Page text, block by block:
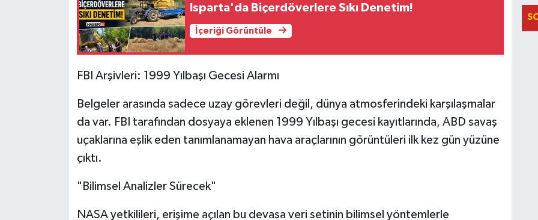
Isparta'da Biçerdöverlere Sıkı Denetim!
İçeriği Görüntüle
FBI Arşivleri: 1999 Yılbaşı Gecesi Alarmı
Belgeler arasında sadece uzay görevleri değil, dünya atmosferindeki karşılaşmalar
da var. FBI tarafından dosyaya eklenen 1999 Yılbaşı gecesi kayıtlarında, ABD savaş
uçaklarına eşlik eden tanımlanamayan hava araçlarının görüntüleri ilk kez gün yüzüne
çıktı.
"Bilimsel Analizler Sürecek"
NASA yetkilileri, erişime açılan bu devasa veri setinin bilimsel yöntemlerle